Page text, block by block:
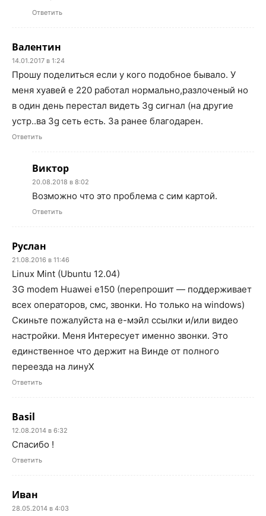
Ответить
Валентин
14.01.2017 в 1:24
Прошу поделиться если у кого подобное бывало. У
меня хуавей е 220 работал нормально,разлоченый но
в один день перестал видеть 3g сигнал (на другие
устр..ва 3g сеть есть. За ранее благодарен.
Ответить
Виктор
20.08.2018 в 8:02
Возможно что это проблема с сим картой.
Ответить
Руслан
21.08.2016 в 11:46
Linux Mint (Ubuntu 12.04)
3G modem Huawei e150 (перепрошит — поддерживает
всех операторов, смс, звонки. Но только на windows)
Скиньте пожалуйста на е-мэйл ссылки и/или видео
настройки. Меня Интересует именно звонки. Это
единственное что держит на Винде от полного
переезда на линуХ
Ответить
Basil
12.08.2014 в 6:32
Спасибо !
Ответить
Иван
28.05.2014 в 4:03